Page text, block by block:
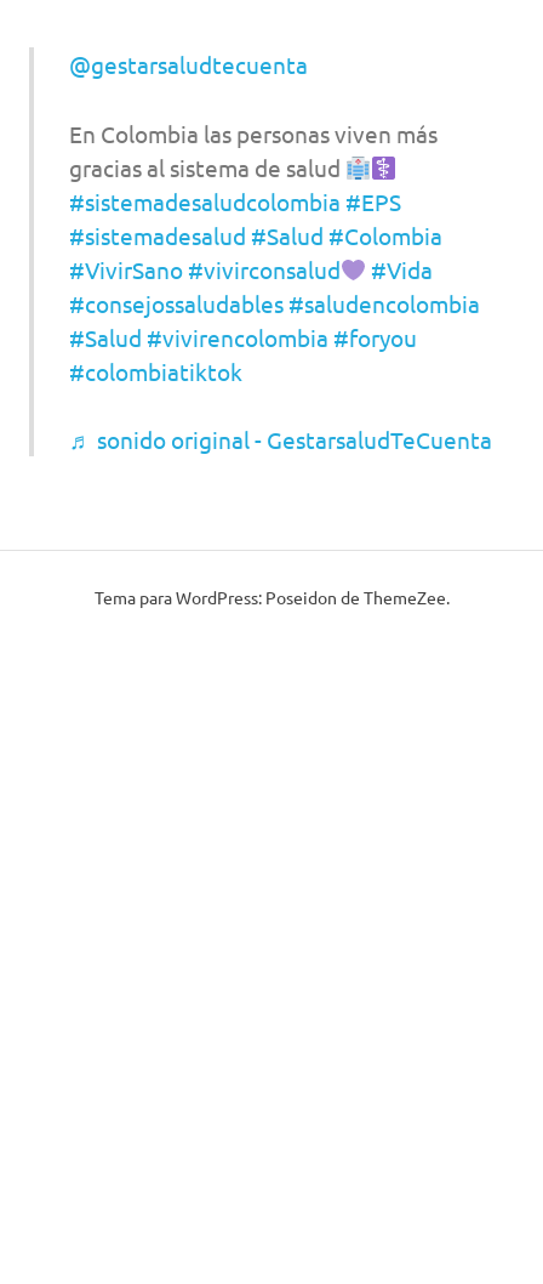
@gestarsaludtecuenta
En Colombia las personas viven más
gracias al sistema de salud
#sistemadesaludcolombia #EPS
#sistemadesalud #Salud #Colombia
#VivirSano #vivirconsalud
#Vida
#consejossaludables #saludencolombia
#Salud #vivirencolombia #foryou
#colombiatiktok
♬ sonido original - GestarsaludTeCuenta
Tema para WordPress: Poseidon de ThemeZee.